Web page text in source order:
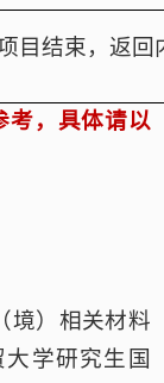
目结束，返回
考，具体请以
境） 相关材料
学研究生国